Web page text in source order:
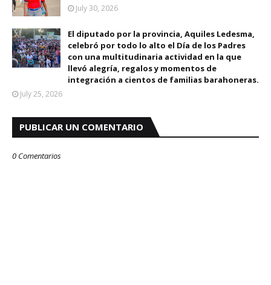
July 30, 2026
El diputado por la provincia, Aquiles Ledesma,
celebró por todo lo alto el Día de los Padres
con una multitudinaria actividad en la que
llevó alegría, regalos y momentos de
integración a cientos de familias barahoneras.
July 25, 2026
PUBLICAR UN COMENTARIO
0 Comentarios